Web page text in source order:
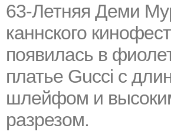
63-Летняя Деми
каннского
появилась в
платье Gucci с
шлейфом и
разрезом.